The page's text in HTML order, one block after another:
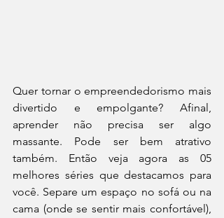
Quer tornar o empreendedorismo mais
divertido e empolgante? Afinal,
aprender não precisa ser algo
massante. Pode ser bem atrativo
também. Então veja agora as 05
melhores séries que destacamos para
você. Separe um espaço no sofá ou na
cama (onde se sentir mais confortável),